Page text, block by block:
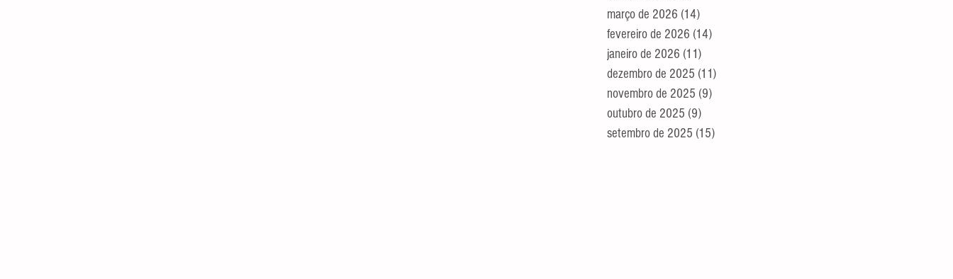
março de 2026 (14)
fevereiro de 2026 (14)
janeiro de 2026 (11)
dezembro de 2025 (11)
novembro de 2025 (9)
outubro de 2025 (9)
setembro de 2025 (15)